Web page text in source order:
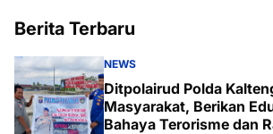
Berita Terbaru
NEWS
Ditpolairud Polda
Masyarakat, Berikan
Bahaya Terorisme dan